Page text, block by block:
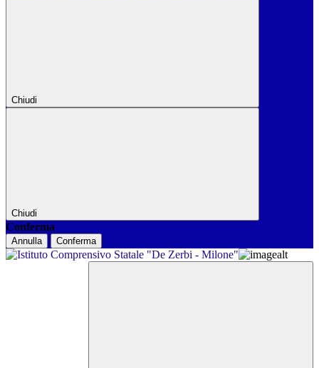
Chiudi
Chiudi
Conferma
Annulla Conferma